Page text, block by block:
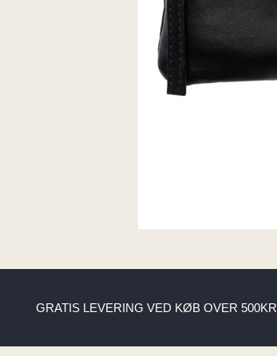
GRATIS LEVERING VED KØB OVER 500KR